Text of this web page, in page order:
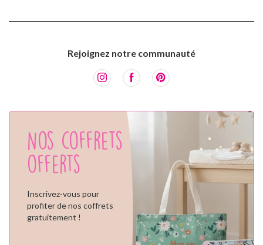
Rejoignez notre communauté
Nos coffrets
offerts
Inscrivez-vous pour
profiter de nos coffrets
gratuitement !